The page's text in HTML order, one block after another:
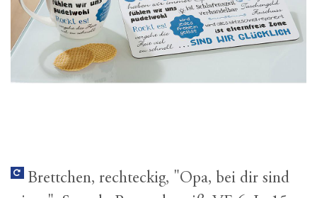
Brettchen, rechteckig, "Opa, bei dir sind